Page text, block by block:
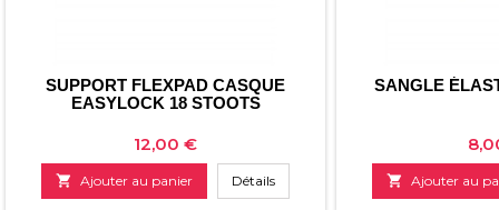
SUPPORT FLEXPAD CASQUE
EASYLOCK 18 STOOTS
Prix
12,00 €
 Ajouter au panier Détails
SANGLE
Prix
 Ajouter au